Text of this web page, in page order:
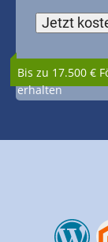
Bis zu 17.500 €
erhalten